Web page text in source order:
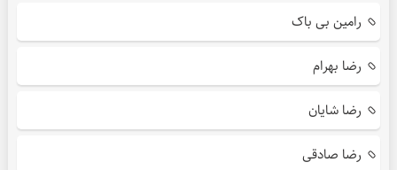
رامین بی باک
رضا بهرام
رضا شایان
رضا صادقی